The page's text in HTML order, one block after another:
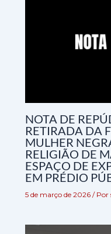
NOTA DE
RETIRADA DA
MULHER
RELIGIÃO DE
ESPAÇO DE
EM PRÉDIO
5 de março de 2026 / Por